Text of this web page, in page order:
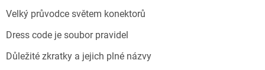
Velký průvodce světem konektorů
Dress code je soubor pravidel
Důležité zkratky a jejich plné názvy